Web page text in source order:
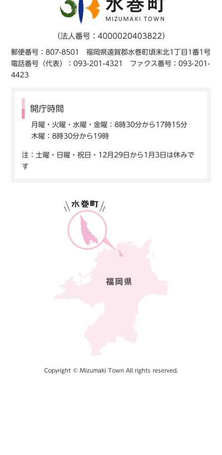
（法人番号：4000020403822）
郵便番号：807-8501 福岡県遠賀郡水巻町頃末北1丁目1番1号
電話番号（代表）：093-201-4321 ファクス番号：093-201-
4423
開庁時間
月曜・火曜・水曜・金曜：8時30分から17時15分
木曜：8時30分から19時
注：土曜・日曜・祝日・12月29日から1月3日は休みで
す
Copyright © Mizumaki Town All rights reserved.